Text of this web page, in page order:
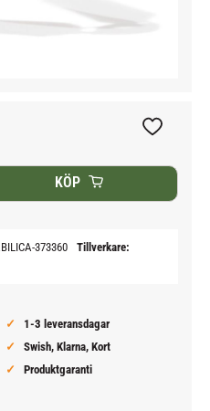
KÖP
Lägg till
373360
Tillverkare
1-3 leveransdagar
Swish, Klarna, Kort
Produktgaranti